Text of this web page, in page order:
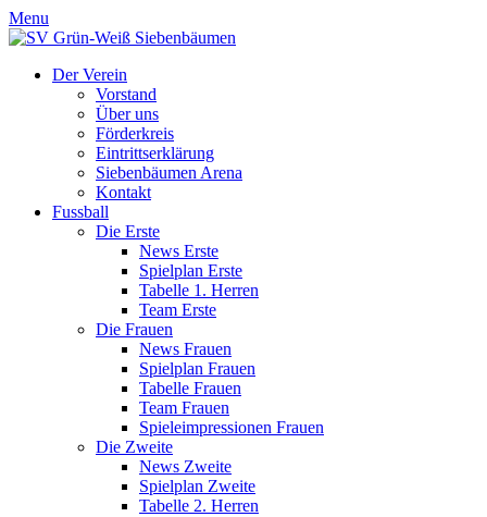
Menu
Der Verein
Vorstand
Über uns
Förderkreis
Eintrittserklärung
Siebenbäumen Arena
Kontakt
Fussball
Die Erste
News Erste
Spielplan Erste
Tabelle 1. Herren
Team Erste
Die Frauen
News Frauen
Spielplan Frauen
Tabelle Frauen
Team Frauen
Spieleimpressionen Frauen
Die Zweite
News Zweite
Spielplan Zweite
Tabelle 2. Herren